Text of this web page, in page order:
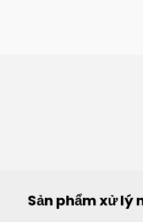
Sản phẩm xử lý